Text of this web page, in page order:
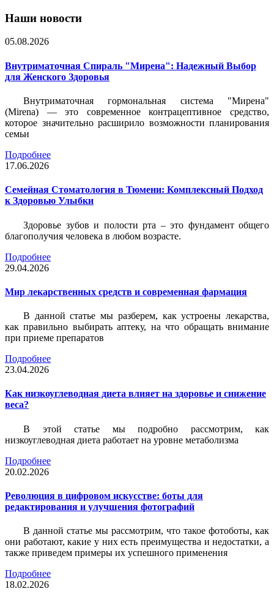
Наши новости
05.08.2026
Внутриматочная Спираль "Мирена": Надежный Выбор
для Женского Здоровья
Внутриматочная гормональная система "Мирена"
(Mirena) — это современное контрацептивное средство,
которое значительно расширило возможности планирования
семьи
Подробнее
17.06.2026
Семейная Стоматология в Тюмени: Комплексный Подход
к Здоровью Улыбки
Здоровье зубов и полости рта – это фундамент общего
благополучия человека в любом возрасте.
Подробнее
29.04.2026
Мир лекарственных средств и современная фармация
В данной статье мы разберем, как устроены лекарства,
как правильно выбирать аптеку, на что обращать внимание
при приеме препаратов
Подробнее
23.04.2026
Как низкоуглеводная диета влияет на здоровье и снижение
веса?
В этой статье мы подробно рассмотрим, как
низкоуглеводная диета работает на уровне метаболизма
Подробнее
20.02.2026
Революция в цифровом искусстве: боты для
редактирования и улучшения фотографий
В данной статье мы рассмотрим, что такое фотоботы, как
они работают, какие у них есть преимущества и недостатки, а
также приведем примеры их успешного применения
Подробнее
18.02.2026